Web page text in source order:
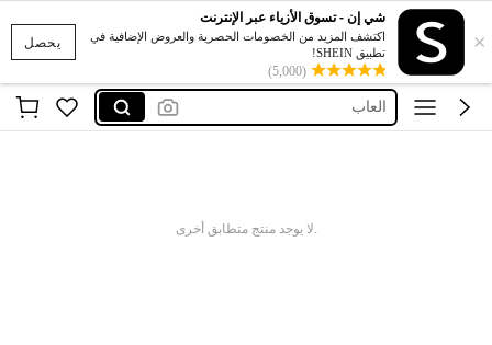
يحصل ×
شي إن - تسوق الأزياء عبر الإنترنت
اكتشف المزيد من الخصومات الحصرية والعروض الإضافية في
تطبيق SHEIN!
(5,000)
فستان
glowmod
العاب
فساتين
.لا يوجد منتج متطابق أخرى